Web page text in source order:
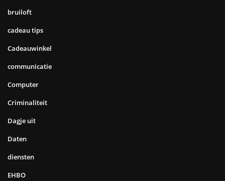
bruiloft
cadeau tips
Cadeauwinkel
communicatie
Computer
Criminaliteit
Dagje uit
Daten
diensten
EHBO